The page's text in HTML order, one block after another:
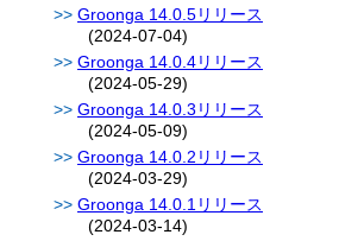
Groonga 14.0.5リリース
(2024-07-04)
Groonga 14.0.4リリース
(2024-05-29)
Groonga 14.0.3リリース
(2024-05-09)
Groonga 14.0.2リリース
(2024-03-29)
Groonga 14.0.1リリース
(2024-03-14)